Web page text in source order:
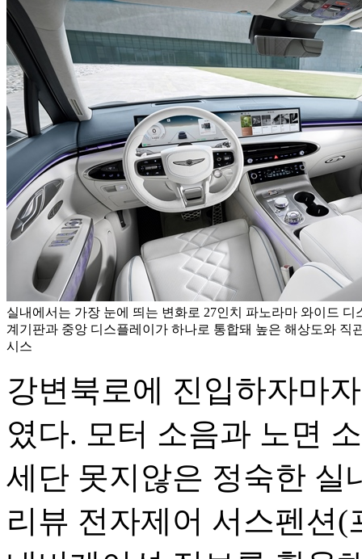
실내에서는 가장 눈에 띄는 변화로 27인치 파노라마 와이드
계기판과 중앙 디스플레이가 하나로 통합돼 높은 해상도와 직
시스
강변북로에 진입하자마
였다. 모터 소음과 노면
세단 못지않은 정숙한 실
리뷰 전자제어 서스펜션(